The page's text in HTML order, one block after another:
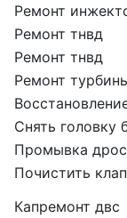
Ремонт
Ремонт тнвд
Ремонт тнвд
Ремонт
Снять головку
Промывка
Почистить
Капремонт двс